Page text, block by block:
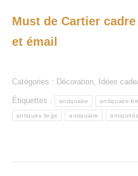
Must de Cartier
et émail
Catégories : Décoration Idées
Étiquettes : antiquaire antiquaire
antiques liege antiquiare antiquités